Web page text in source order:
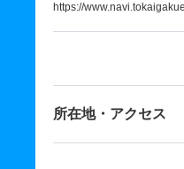
https://
所在地・アクセス